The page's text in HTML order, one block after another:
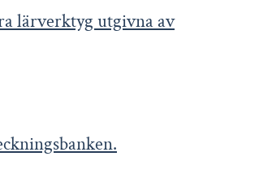
lärverktyg utgivna av